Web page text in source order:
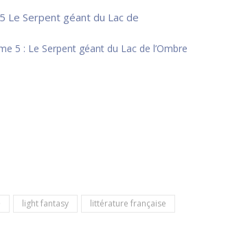
5 : Le Serpent géant du Lac de l’Ombre
light fantasy
littérature française